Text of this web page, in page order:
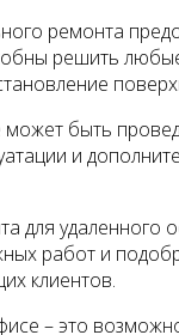
ремонта
решить
быть
и
для
работ и
клиентов.
– это